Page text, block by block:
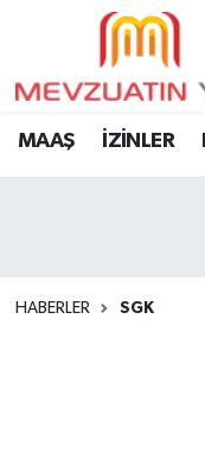
MAAŞ İZİNLER
HABERLER SGK